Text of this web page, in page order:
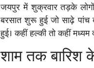
जयपुर में शुक्रवार तड़के
बरसात शुरू हुई जो साढ़े
हुई। कहीं हल्की तो कहीं मध्यम
शाम तक बारिश